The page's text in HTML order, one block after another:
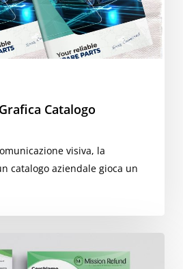
Catalogo
visiva, la
catalogo aziendale gioca un